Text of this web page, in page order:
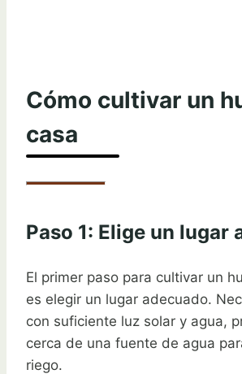
Cómo cultivar un
casa
Paso 1: Elige un lugar
El primer paso para cultivar un
es elegir un lugar adecuado.
con suficiente luz solar y agua,
cerca de una fuente de agua
riego.